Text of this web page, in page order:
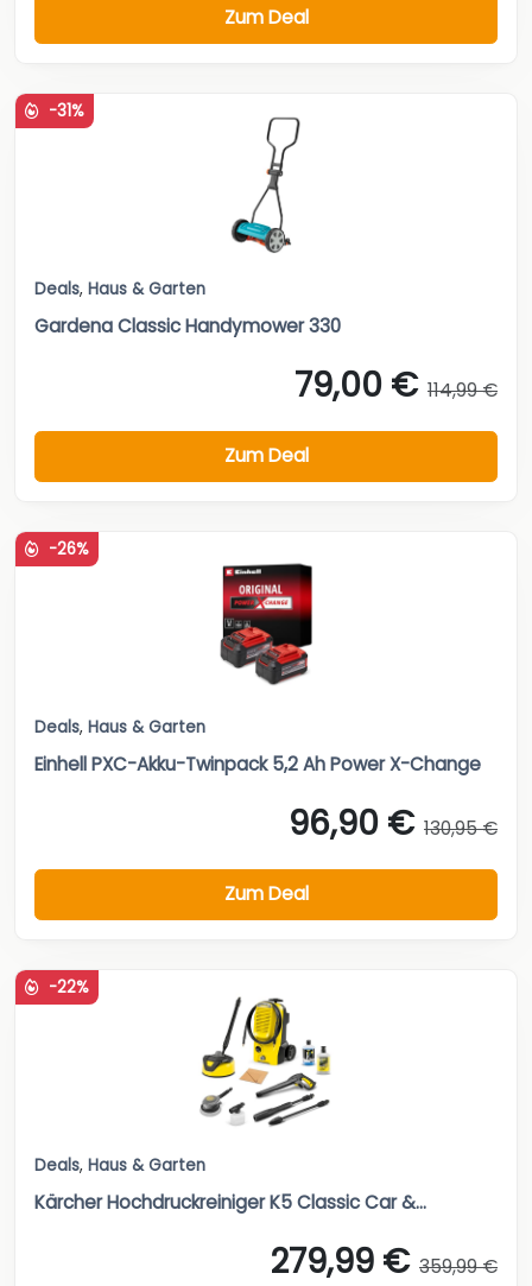
Zum Deal
-31%
Deals, Haus & Garten
Gardena Classic Handymower 330
79,00 € 114,99 €
Zum Deal
-26%
Deals, Haus & Garten
Einhell PXC-Akku-Twinpack 5,2 Ah Power X-Change
96,90 € 130,95 €
Zum Deal
-22%
Deals, Haus & Garten
Kärcher Hochdruckreiniger K5 Classic Car &...
279,99 € 359,99 €